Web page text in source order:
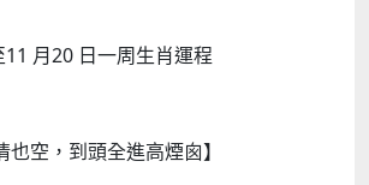
月20 日一周生肖運程
也空，到頭全進高煙囪】